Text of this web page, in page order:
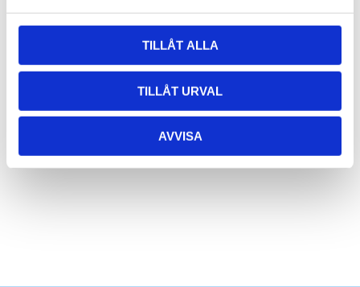
TILLÅT ALLA
TILLÅT URVAL
AVVISA
som finns på LED stripens baksida.
Till dessa finns bland annat profiler, drivdon och
anslutningsklämmor.
Exempel på användningsområden är i kök, badrum, tvättstugor,
trappor, ned pendlat i profil etc.